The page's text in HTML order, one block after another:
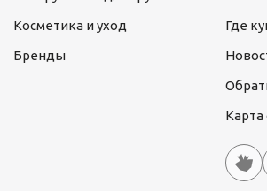
Косметика и уход
Бренды
Где
Карта